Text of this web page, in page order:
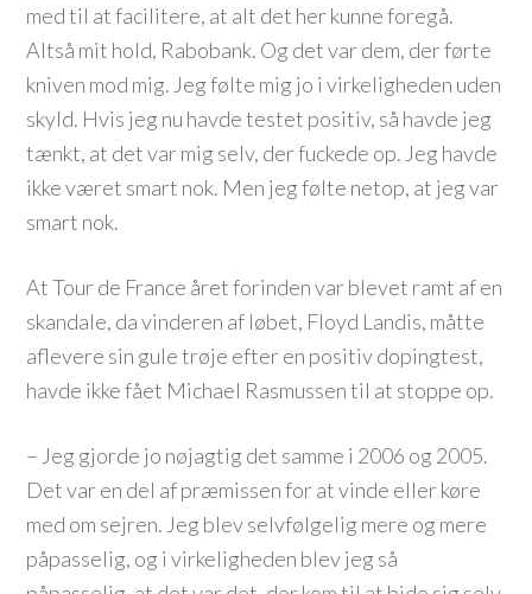
med til at facilitere, at alt det her kunne foregå.
Altså mit hold, Rabobank. Og det var dem, der førte
kniven mod mig. Jeg følte mig jo i virkeligheden uden
skyld. Hvis jeg nu havde testet positiv, så havde jeg
tænkt, at det var mig selv, der fuckede op. Jeg havde
ikke været smart nok. Men jeg følte netop, at jeg var
smart nok.
At Tour de France året forinden var blevet ramt af en
skandale, da vinderen af løbet, Floyd Landis, måtte
aflevere sin gule trøje efter en positiv dopingtest,
havde ikke fået Michael Rasmussen til at stoppe op.
– Jeg gjorde jo nøjagtig det samme i 2006 og 2005.
Det var en del af præmissen for at vinde eller køre
med om sejren. Jeg blev selvfølgelig mere og mere
påpasselig, og i virkeligheden blev jeg så